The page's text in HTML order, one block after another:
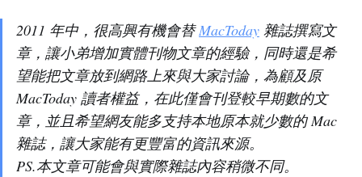
2011 年中，很高興有機會替MacToday 雜誌撰寫文
章，讓小弟增加實體刊物文章的經驗，同時還是希
望能把文章放到網路上來與大家討論，為顧及原
MacToday 讀者權益，在此僅會刊登較早期數的文
章，並且希望網友能多支持本地原本就少數的 Mac
雜誌，讓大家能有更豐富的資訊來源。
PS.本文章可能會與實際雜誌內容稍微不同。